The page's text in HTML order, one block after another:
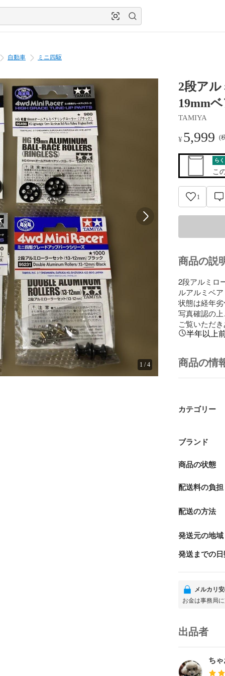
自動車 ミニ四駆
1 /4
2段アル
19mm
TAMIYA
¥ 5,999 (
ら
こ
1
商品の説
2段アルミロ
ルアルミベ
状態は経年
写真確認の
ご覧いただ
半年以上
商品の情
カテゴリー
ブランド
商品の状態
配送料の負担
配送の方法
発送元の地域
発送までの日
メルカリ
お金は事務局
出品者
ち